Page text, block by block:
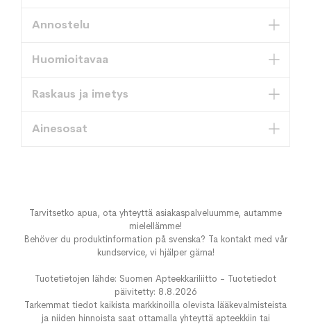
Annostelu
Huomioitavaa
Raskaus ja imetys
Ainesosat
Tarvitsetko apua, ota yhteyttä asiakaspalveluumme, autamme
mielellämme!
Behöver du produktinformation på svenska? Ta kontakt med vår
kundservice, vi hjälper gärna!
Tuotetietojen lähde: Suomen Apteekkariliitto - Tuotetiedot
päivitetty: 8.8.2026
Tarkemmat tiedot kaikista markkinoilla olevista lääkevalmisteista
ja niiden hinnoista saat ottamalla yhteyttä apteekkiin tai